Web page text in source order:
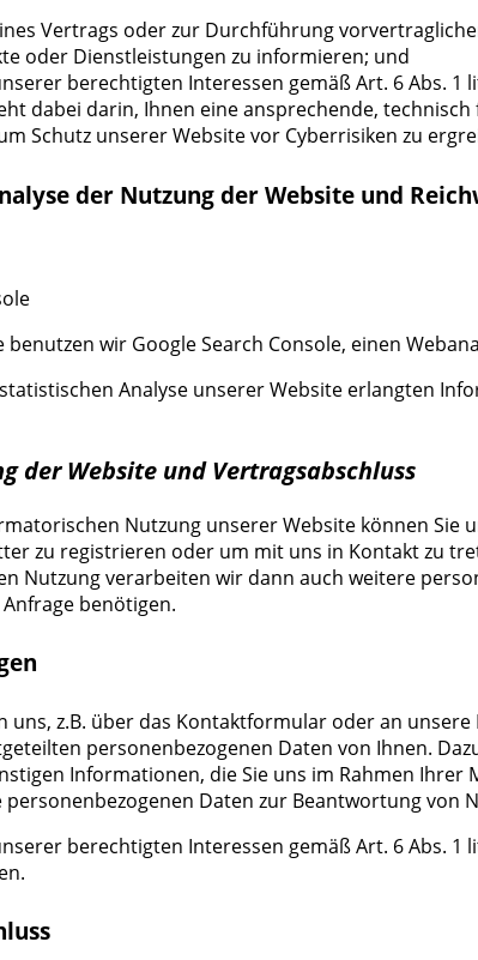
Vertrags oder zur Durchführung
oder Dienstleistungen zu informieren; und
berechtigten Interessen gemäß Art. 6 Abs. 1
dabei darin, Ihnen eine ansprechende,
Schutz unserer Website vor Cyberrisiken zu
der Nutzung der Website und
benutzen wir Google Search Console, einen
Analyse unserer Website erlangten
der Website und Vertragsabschluss
Nutzung unserer Website können Sie
zu registrieren oder um mit uns in Kontakt zu
Nutzung verarbeiten wir dann auch weitere
benötigen.
uns, z.B. über das Kontaktformular oder an
personenbezogenen Daten von Ihnen.
Informationen, die Sie uns im Rahmen Ihrer
Daten zur Beantwortung von
berechtigten Interessen gemäß Art. 6 Abs.